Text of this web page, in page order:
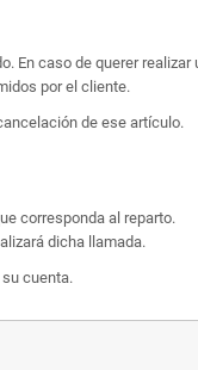
En caso de querer
por el cliente.
de ese artículo.
corresponda al reparto.
dicha llamada.
cuenta.